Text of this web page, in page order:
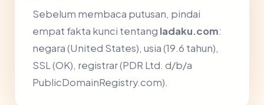
Sebelum membaca putusan, pindai
empat fakta kunci tentang ladaku.com:
negara (United States), usia (19.6 tahun),
SSL (OK), registrar (PDR Ltd. d/b/a
PublicDomainRegistry.com).